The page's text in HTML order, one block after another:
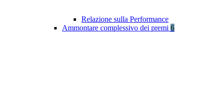
Relazione sulla Performance
Ammontare complessivo dei premi 6